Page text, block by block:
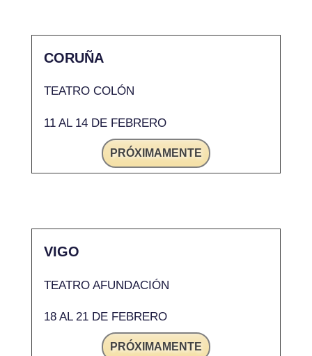
CORUÑA
TEATRO COLÓN
11 AL 14 DE FEBRERO
PRÓXIMAMENTE
VIGO
TEATRO AFUNDACIÓN
18 AL 21 DE FEBRERO
PRÓXIMAMENTE